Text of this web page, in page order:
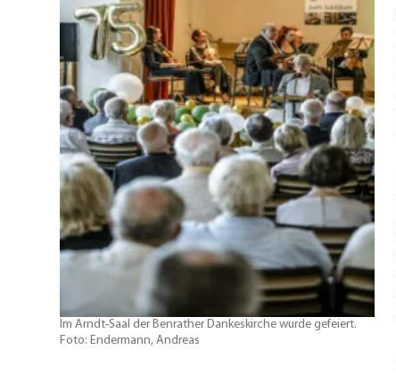
Im Arndt-Saal der Benrather Dankeskirche wurde gefeiert.
Foto: Endermann, Andreas